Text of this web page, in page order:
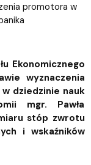
promotora w
Ekonomicznego
wyznaczenia
dziedzinie nauk
mgr. Pawła
stóp zwrotu
i wskaźników